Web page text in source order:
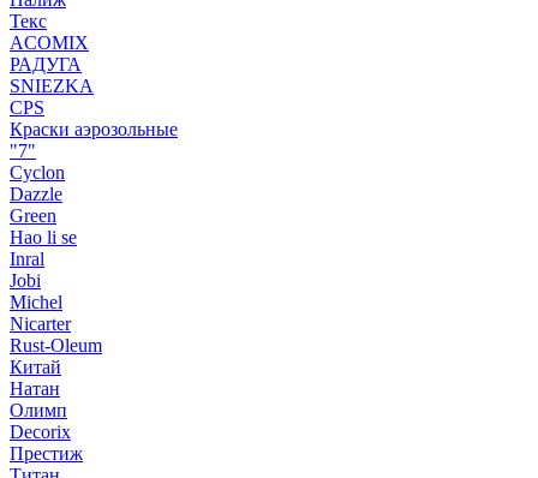
Текс
ACOMIX
РАДУГА
SNIEZKA
CPS
Краски аэрозольные
"7"
Cyclon
Dazzle
Green
Hao li se
Inral
Jobi
Michel
Nicarter
Rust-Oleum
Китай
Натан
Олимп
Decorix
Престиж